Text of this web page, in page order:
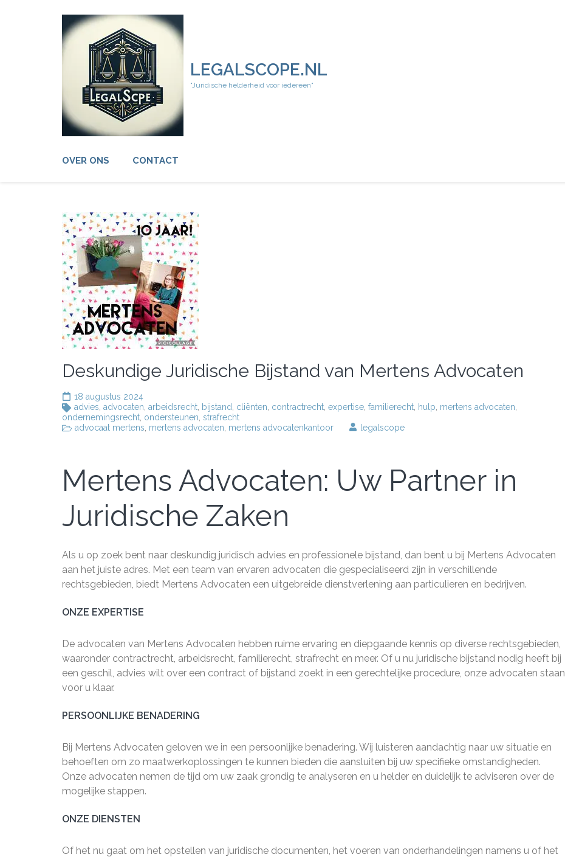
LEGALSCOPE.NL
"Juridische helderheid voor iedereen"
OVER ONS CONTACT
Deskundige Juridische Bijstand van Mertens Advocaten
18 augustus 2024
advies advocaten arbeidsrecht bijstand cliënten contractrecht expertise familierecht hulp mertens advocaten
ondernemingsrecht ondersteunen strafrecht
advocaat mertens mertens advocaten mertens advocatenkantoor legalscope
Mertens Advocaten: Uw Partner in
Juridische Zaken
Als u op zoek bent naar deskundig juridisch advies en professionele bijstand, dan bent u bij Mertens Advocaten
aan het juiste adres. Met een team van ervaren advocaten die gespecialiseerd zijn in verschillende
rechtsgebieden, biedt Mertens Advocaten een uitgebreide dienstverlening aan particulieren en bedrijven.
ONZE EXPERTISE
De advocaten van Mertens Advocaten hebben ruime ervaring en diepgaande kennis op diverse rechtsgebieden,
waaronder contractrecht, arbeidsrecht, familierecht, strafrecht en meer. Of u nu juridische bijstand nodig heeft bij
een geschil, advies wilt over een contract of bijstand zoekt in een gerechtelijke procedure, onze advocaten staan
voor u klaar.
PERSOONLIJKE BENADERING
Bij Mertens Advocaten geloven we in een persoonlijke benadering. Wij luisteren aandachtig naar uw situatie en
behoeften om zo maatwerkoplossingen te kunnen bieden die aansluiten bij uw specifieke omstandigheden.
Onze advocaten nemen de tijd om uw zaak grondig te analyseren en u helder en duidelijk te adviseren over de
mogelijke stappen.
ONZE DIENSTEN
Of het nu gaat om het opstellen van juridische documenten, het voeren van onderhandelingen namens u of het